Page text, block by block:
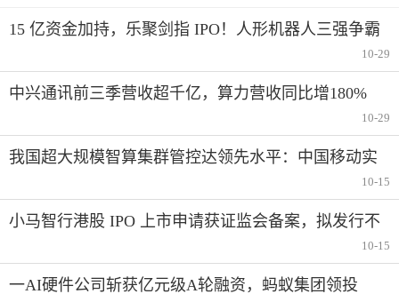
15 亿资金加持，乐聚剑指 IPO！人形机器人三强争霸
10-29
中兴通讯前三季营收超千亿，算力营收同比增180%
10-29
我国超大规模智算集群管控达领先水平：中国移动实
10-15
小马智行港股 IPO 上市申请获证监会备案，拟发行不
10-15
一AI硬件公司斩获亿元级A轮融资，蚂蚁集团领投